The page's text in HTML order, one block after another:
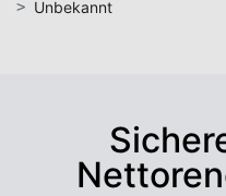
Unbekannt